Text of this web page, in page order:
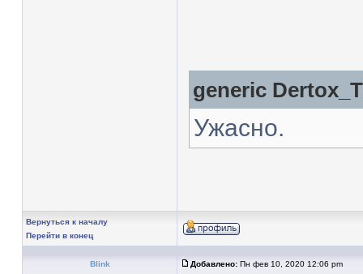
generic
Ужасно.
Вернуться к началу
Перейти в конец
Blink Добавлено: Пн фев 10, 2020 12:06 pm